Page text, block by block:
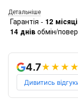
Детальніше
Гарантія - 12
14 днів обмін/
4.7
Дивитись